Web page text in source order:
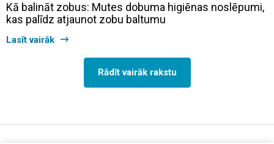
Kā balināt zobus: Mutes dobuma higiēnas noslēpumi,
kas palīdz atjaunot zobu baltumu
Lasīt vairāk
Rādīt vairāk rakstu